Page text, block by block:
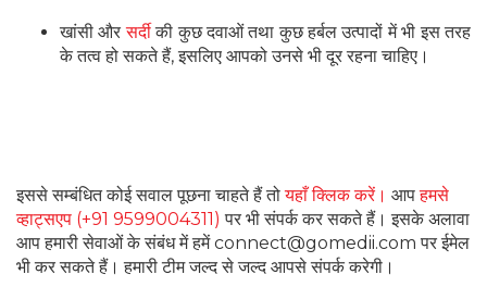
खांसी औरसर्दीकी कुछ दवाओं तथा कुछ हर्बल उत्‍पादों में भी इस तरह
के तत्‍व हो सकते हैं, इसलिए आपको उनसे भी दूर रहना चाहिए।
इससे सम्बंधित कोई सवाल पूछना चाहते हैं तोयहाँ क्लिक करें। आपहमसे
व्हाट्सएप (+91 9599004311) पर भी संपर्क कर सकते हैं। इसके अलावा
आप हमारी सेवाओं के संबंध में हमें connect@gomedii.com पर ईमेल
भी कर सकते हैं। हमारी टीम जल्द से जल्द आपसे संपर्क करेगी।